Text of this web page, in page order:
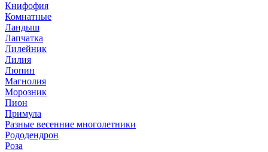
Книфофия
Комнатные
Ландыш
Лапчатка
Лилейник
Лилия
Люпин
Магнолия
Морозник
Пион
Примула
Разные весенние многолетники
Рододендрон
Роза